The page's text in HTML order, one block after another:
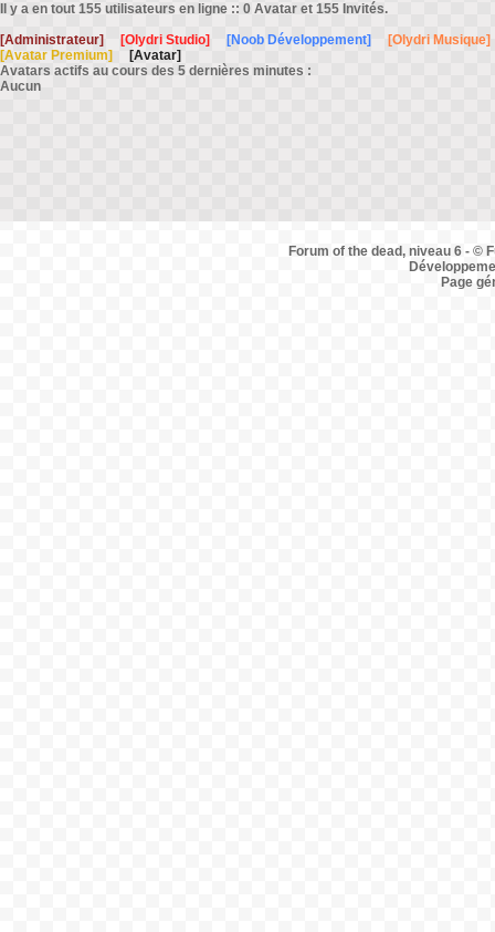
Il y a en tout 155 utilisateurs en ligne :: 0 Avatar et 155 Invités.
[Administrateur]
[Olydri Studio] [Noob Développement]
[Olydri Musique]
[Avatar Premium]
[Avatar]
Avatars actifs au cours des 5 dernières minutes :
Aucun
Forum of the dead, niveau 6 - ©
Page